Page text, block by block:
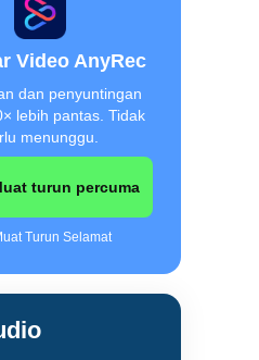
Video AnyRec
dan penyuntingan
lebih pantas. Tidak
menunggu.
turun percuma
Turun Selamat